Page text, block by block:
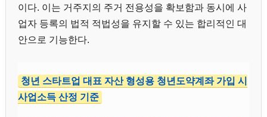
이다. 이는 거주지의 주거 전용성을 확보함과 동시에 사
업자 등록의 법적 적법성을 유지할 수 있는 합리적인 대
안으로 기능한다.
청년 스타트업 대표 자산 형성용 청년도약계좌 가입 시
사업소득 산정 기준